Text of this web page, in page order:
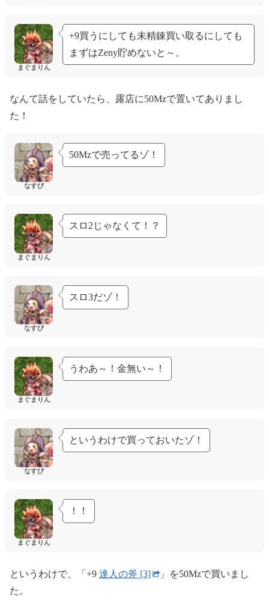
まぐまりん
+9買うにしても未精錬買い取るにしても
まずはZeny貯めないと～。
なんて話をしていたら、露店に50Mzで置いてありまし
た！
なすび
50Mzで売ってるゾ！
まぐまりん
スロ2じゃなくて！？
なすび
スロ3だゾ！
まぐまりん
うわあ～！金無い～！
なすび
というわけで買っておいたゾ！
まぐまりん
！！
というわけで、「+9 達人の斧 [3]
」を50Mzで買いまし
た。